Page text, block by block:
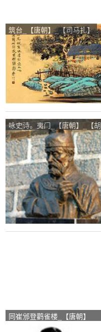
筑台_【唐朝】_【司马扎】
咏史诗。夷门_【唐朝】_【胡
曾】
同崔邠登鹳雀楼_【唐朝】
_【李益】